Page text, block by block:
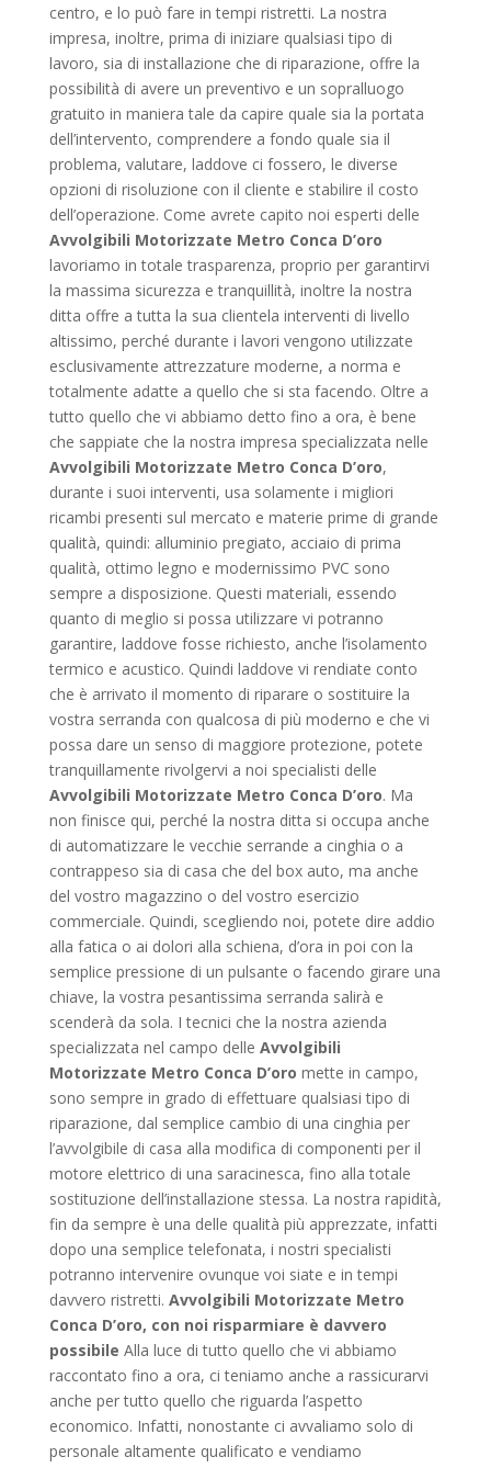
centro, e lo può fare in tempi ristretti. La nostra
impresa, inoltre, prima di iniziare qualsiasi tipo di
lavoro, sia di installazione che di riparazione, offre la
possibilità di avere un preventivo e un sopralluogo
gratuito in maniera tale da capire quale sia la portata
dell’intervento, comprendere a fondo quale sia il
problema, valutare, laddove ci fossero, le diverse
opzioni di risoluzione con il cliente e stabilire il costo
dell’operazione. Come avrete capito noi esperti delle
Avvolgibili Motorizzate Metro Conca D’oro
lavoriamo in totale trasparenza, proprio per garantirvi
la massima sicurezza e tranquillità, inoltre la nostra
ditta offre a tutta la sua clientela interventi di livello
altissimo, perché durante i lavori vengono utilizzate
esclusivamente attrezzature moderne, a norma e
totalmente adatte a quello che si sta facendo. Oltre a
tutto quello che vi abbiamo detto fino a ora, è bene
che sappiate che la nostra impresa specializzata nelle
Avvolgibili Motorizzate Metro Conca D’oro,
durante i suoi interventi, usa solamente i migliori
ricambi presenti sul mercato e materie prime di grande
qualità, quindi: alluminio pregiato, acciaio di prima
qualità, ottimo legno e modernissimo PVC sono
sempre a disposizione. Questi materiali, essendo
quanto di meglio si possa utilizzare vi potranno
garantire, laddove fosse richiesto, anche l’isolamento
termico e acustico. Quindi laddove vi rendiate conto
che è arrivato il momento di riparare o sostituire la
vostra serranda con qualcosa di più moderno e che vi
possa dare un senso di maggiore protezione, potete
tranquillamente rivolgervi a noi specialisti delle
Avvolgibili Motorizzate Metro Conca D’oro. Ma
non finisce qui, perché la nostra ditta si occupa anche
di automatizzare le vecchie serrande a cinghia o a
contrappeso sia di casa che del box auto, ma anche
del vostro magazzino o del vostro esercizio
commerciale. Quindi, scegliendo noi, potete dire addio
alla fatica o ai dolori alla schiena, d’ora in poi con la
semplice pressione di un pulsante o facendo girare una
chiave, la vostra pesantissima serranda salirà e
scenderà da sola. I tecnici che la nostra azienda
specializzata nel campo delle Avvolgibili
Motorizzate Metro Conca D’oro mette in campo,
sono sempre in grado di effettuare qualsiasi tipo di
riparazione, dal semplice cambio di una cinghia per
l’avvolgibile di casa alla modifica di componenti per il
motore elettrico di una saracinesca, fino alla totale
sostituzione dell’installazione stessa. La nostra rapidità,
fin da sempre è una delle qualità più apprezzate, infatti
dopo una semplice telefonata, i nostri specialisti
potranno intervenire ovunque voi siate e in tempi
davvero ristretti. Avvolgibili Motorizzate Metro
Conca D’oro, con noi risparmiare è davvero
possibile Alla luce di tutto quello che vi abbiamo
raccontato fino a ora, ci teniamo anche a rassicurarvi
anche per tutto quello che riguarda l’aspetto
economico. Infatti, nonostante ci avvaliamo solo di
personale altamente qualificato e vendiamo